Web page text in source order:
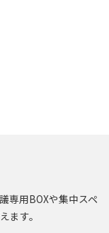
専用BOXや集中スペ
ます。